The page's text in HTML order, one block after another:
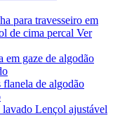
para travesseiro em
de cima percal Ver
em gaze de algodão
flanela de algodão
lavado Lençol ajustável